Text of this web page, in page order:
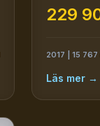
229
2017 | 15 767
Läs mer →